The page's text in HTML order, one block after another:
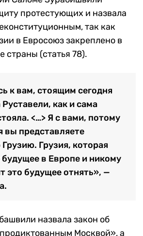
задержано 66 человек.
сообщили о начале
фактам насилия в
акцию протеста на 15:00
у парламента на проспекте
заявили, что митинги
до «победы» оппозиции.
борьбу до конца
режима в Грузии», —
движения» Леван